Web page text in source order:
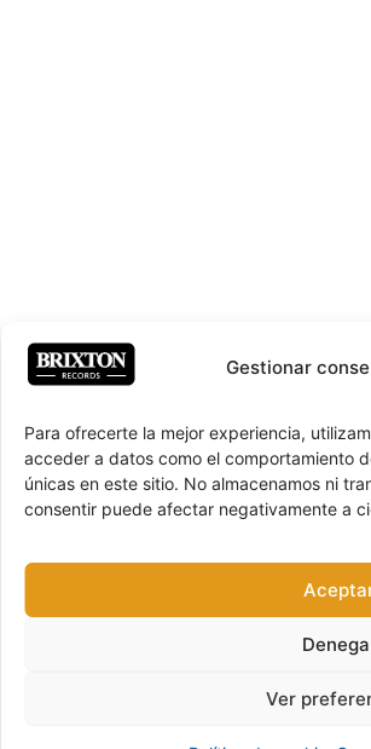
Gestionar
Para ofrecerte la mejor experiencia,
acceder a datos como el comportamiento
únicas en este sitio. No almacenamos ni
consentir puede afectar negativamente a
Ver